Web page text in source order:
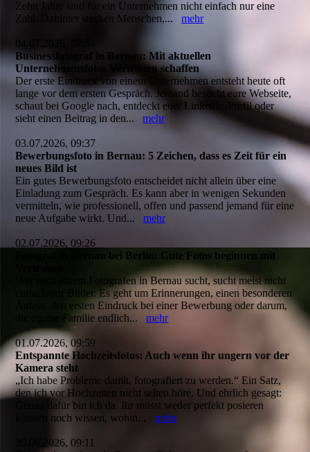
Zehn Jahre sind für ein Unternehmen nicht einfach nur eine
Zahl. Dahinter stecken Menschen,...mehr
Businessfotograf in Bernau: Mit aktuellen
Unternehmensfotos Vertrauen schaffen
Der erste Eindruck von einem Unternehmen entsteht heute oft
lange vor dem ersten Gespräch. Jemand besucht eure Webseite,
schaut bei Google nach, entdeckt euer LinkedIn-Profil oder
sieht einen Beitrag in den...mehr
03.07.2026, 09:37
Bewerbungsfoto in Bernau: 5 Zeichen, dass es Zeit für ein
neues Bild ist
Ein gutes Bewerbungsfoto entscheidet nicht allein über eine
Einladung zum Gespräch. Es kann aber in wenigen Sekunden
vermitteln, wie professionell, offen und passend jemand für eine
neue Aufgabe wirkt. Und...mehr
02.07.2026, 09:26
Fotograf in Bernau bei Berlin: Gute Fotos beginnen mit
Wer nach einem Fotografen in Bernau sucht, sucht meist nicht
einfach nur Bilder. Es geht um Erinnerungen, einen besonderen
Anlass, den ersten Eindruck bei einer Bewerbung oder darum,
die eigene Familie endlich...mehr
01.07.2026, 09:59
Entspannte Hochzeitsfotos: Auch wenn ihr ungern vor der
Kamera steht
„Ich habe Probleme damit, fotografiert zu werden.“ Ein Satz,
den ich vor Hochzeiten nicht selten höre. Und ehrlich gesagt:
Genau dafür bin ich da. Ihr müsst weder perfekt posieren
können noch wissen, wohin...mehr
30.06.2026, 09:11